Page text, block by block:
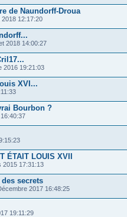
de Naundorff-Droua
2018 12:17:20
2018 14:00:27
2016 19:21:03
XVI...
Bourbon ?
ÉTAIT LOUIS XVII
2015 17:31:13
secrets
2017 16:48:25
19:11:29